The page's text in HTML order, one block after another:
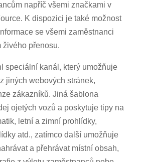
napříč všemi značkami v
K dispozici je také možnost
se všemi zaměstnanci
živého přenosu.
speciální kanál, který umožňuje
jiných webových stránek,
zákazníků. Jiná šablona
ojetých vozů a poskytuje tipy na
letní a zimní prohlídky,
atd., zatímco další umožňuje
a přehrávat místní obsah,